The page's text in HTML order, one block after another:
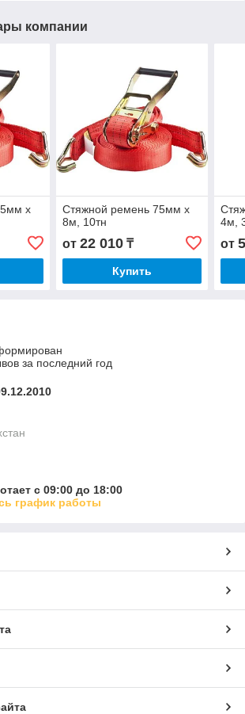
компании
x
Стяжной ремень 75мм x
8м, 10тн
от 22 010₸
Купить
4м,
от
за последний год
с 09:00 до 18:00
график работы